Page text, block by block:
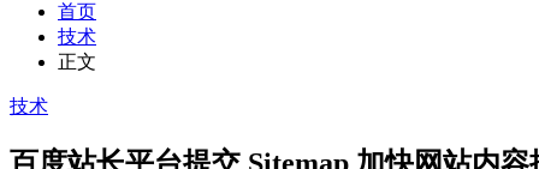
首页
技术
正文
技术